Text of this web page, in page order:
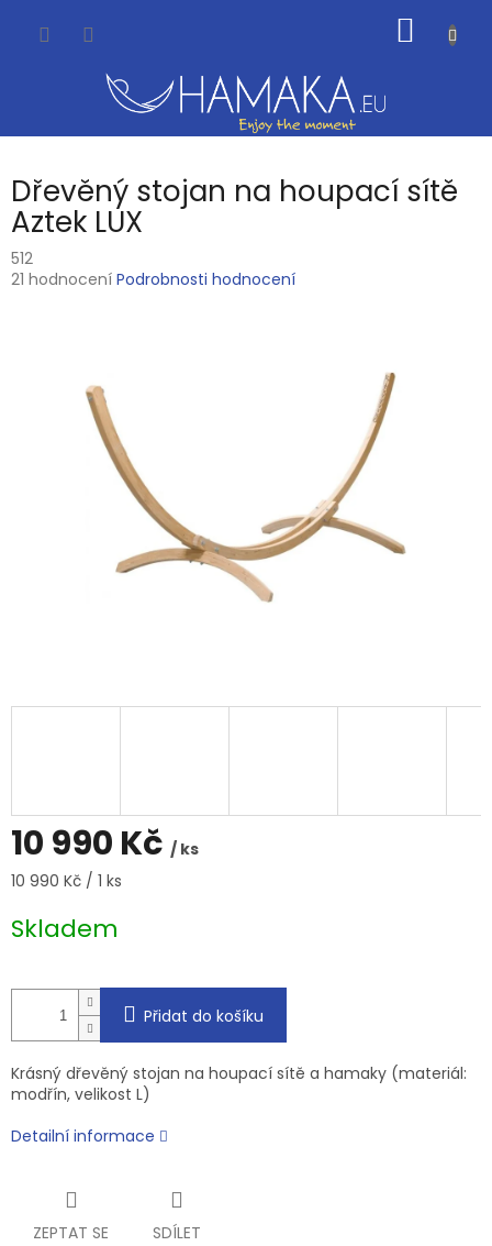
KOŠÍK
Dřevěný stojan na houpací sítě
Aztek LUX
512
Průměrné
21 hodnocení Podrobnosti hodnocení
10 990 Kč / ks
Měrná
10 990 Kč / 1 ks
Skladem
Přidat do košíku
Krásný dřevěný stojan na houpací sítě a hamaky (materiál:
modřín, velikost L)
Detailní informace
ZEPTAT SE SDÍLET